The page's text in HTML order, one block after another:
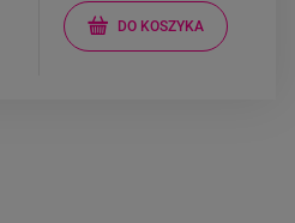
DO KOSZYKA